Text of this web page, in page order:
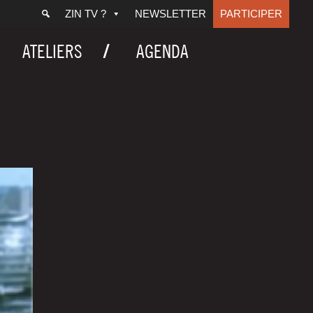
ZIN TV ? NEWSLETTER PARTICIPER
ATELIERS AGENDA